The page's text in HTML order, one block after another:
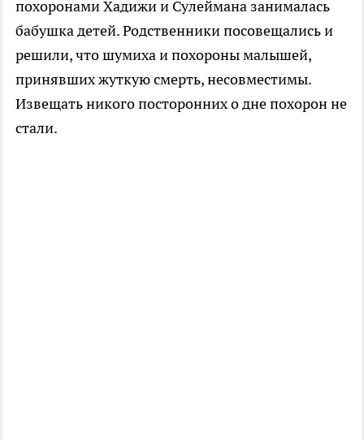
похоронами Хадижи и Сулеймана занималась
бабушка детей. Родственники посовещались и
решили, что шумиха и похороны малышей,
принявших жуткую смерть, несовместимы.
Извещать никого посторонних о дне похорон не
стали.